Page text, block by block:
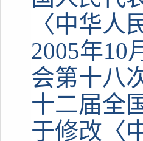
〈中华
2005年10
会第十八
十二届全
于修改〈